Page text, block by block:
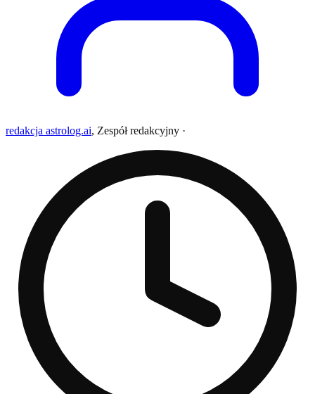
redakcja astrolog.ai, Zespół redakcyjny ·